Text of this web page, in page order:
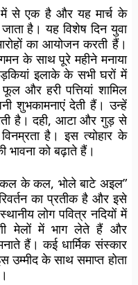
में से एक है और यह मार्च के
है। यह विशेष दिन युवा
का आयोजन करती हैं।
के साथ पूरे महीने मनाया
इलाके के सभी घरों में
और हरी पत्तियां शामिल
शुभकामनाएं देती हैं। उन्हें
है। दही, आटा और गुड़ से
है। इस त्योहार के
भावना को बढ़ाते हैं।
के कल, भोले बाटे अइल”
का प्रतीक है और इसे
लोग पवित्र नदियों में
मेलों में भाग लेते हैं और
हैं। कई धार्मिक संस्कार
के साथ समाप्त होता